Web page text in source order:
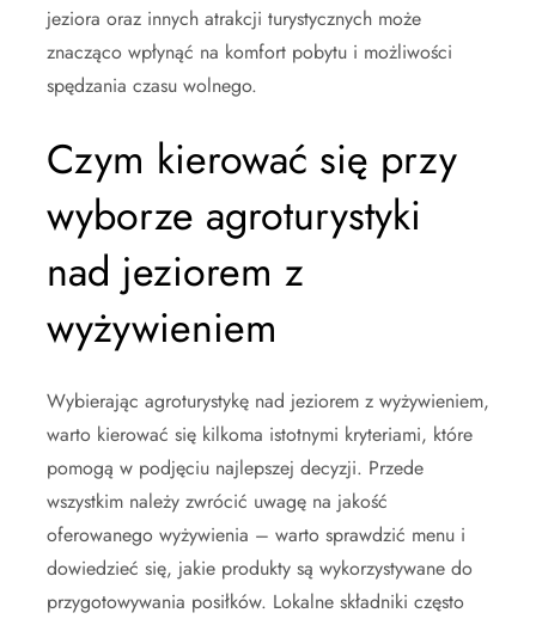
jeziora oraz innych atrakcji turystycznych może
znacząco wpłynąć na komfort pobytu i możliwości
spędzania czasu wolnego.
Czym kierować się przy
wyborze agroturystyki
nad jeziorem z
wyżywieniem
Wybierając agroturystykę nad jeziorem z wyżywieniem,
warto kierować się kilkoma istotnymi kryteriami, które
pomogą w podjęciu najlepszej decyzji. Przede
wszystkim należy zwrócić uwagę na jakość
oferowanego wyżywienia – warto sprawdzić menu i
dowiedzieć się, jakie produkty są wykorzystywane do
przygotowywania posiłków. Lokalne składniki często